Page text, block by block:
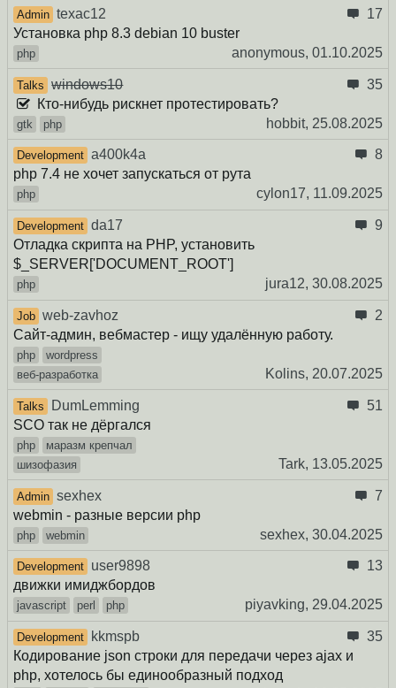
Admin texac12
17
Установка php 8.3 debian 10 buster
php anonymous, 01.10.2025
Talks windows10
35
Кто-нибудь рискнет протестировать?
gtk php hobbit, 25.08.2025
Development a400k4a
8
php 7.4 не хочет запускаться от рута
php cylon17, 11.09.2025
Development da17
9
Отладка скрипта на PHP, установить
$_SERVER['DOCUMENT_ROOT']
php jura12, 30.08.2025
Job web-zavhoz
2
Сайт-админ, вебмастер - ищу удалённую работу.
php
wordpress
веб-разработка
Kolins, 20.07.2025
Talks DumLemming
51
SCO так не дёргался
php
маразм крепчал
шизофазия
Tark, 13.05.2025
Admin sexhex
7
webmin - разные версии php
php webmin sexhex, 30.04.2025
Development user9898
13
движки имиджбордов
javascript perl php piyavking, 29.04.2025
Development kkmspb
35
Кодирование json строки для передачи через ajax и
php, хотелось бы единообразный подход